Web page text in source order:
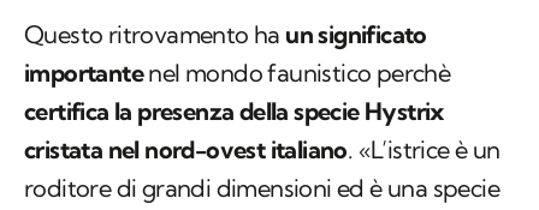
Questo ritrovamento ha un significato
importantenel mondo faunistico perchè
certifica la presenza della specie Hystrix
cristata nel nord-ovest italiano. «L’istrice è un
roditore di grandi dimensioni ed è una specie